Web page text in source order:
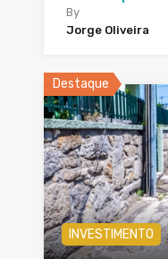
By
Jorge Oliveira
Destaque
INVESTIMENTO